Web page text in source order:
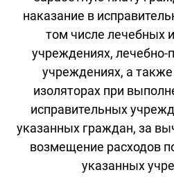
наказание в
том числе лечебных
учреждениях, лечебно-
учреждениях, а
изоляторах при
исправительных
указанных граждан, за
возмещение расходов
указанных